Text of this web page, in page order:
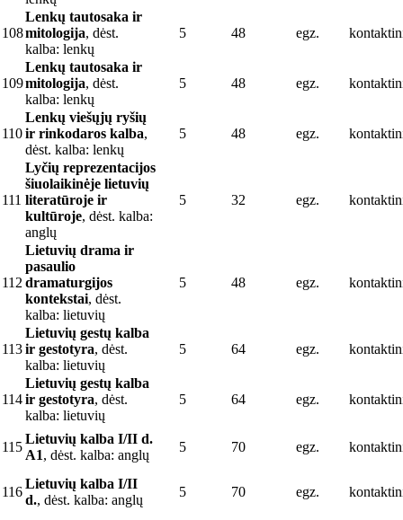
108
Lenkų tautosaka ir
mitologija, dėst.
kalba: lenkų
5 48 egz.
109
Lenkų tautosaka ir
mitologija, dėst.
kalba: lenkų
5 48 egz.
110
Lenkų viešųjų ryšių
ir rinkodaros kalba,
dėst. kalba: lenkų
5 48 egz.
111
Lyčių reprezentacijos
šiuolaikinėje lietuvių
literatūroje ir
kultūroje, dėst. kalba:
anglų
5 32 egz.
112
Lietuvių drama ir
pasaulio
dramaturgijos
kontekstai, dėst.
kalba: lietuvių
5 48 egz.
113
Lietuvių gestų kalba
ir gestotyra, dėst.
kalba: lietuvių
5 64 egz.
114
Lietuvių gestų kalba
ir gestotyra, dėst.
kalba: lietuvių
5 64 egz.
115
Lietuvių kalba I/II d.
A1, dėst. kalba: anglų
5 70 egz.
116
Lietuvių kalba I/II
d., dėst. kalba: anglų
5 70 egz.